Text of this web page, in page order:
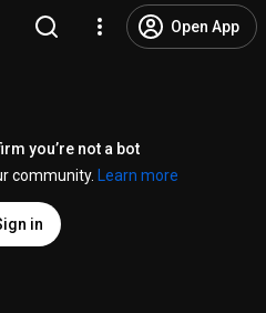
Open App
you’re not a bot
community.
Learn more
in